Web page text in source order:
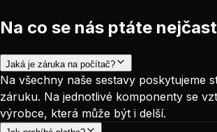
Na co se nás ptáte
Jaká je záruka na počítač?
Na všechny naše sestavy poskytujeme
záruku. Na jednotlivé komponenty se
výrobce, která může být i delší.